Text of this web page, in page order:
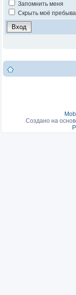
Запомнить меня
Скрыть моё
Создано на